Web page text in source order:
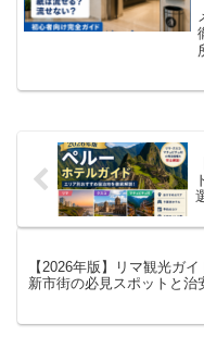
【2026年版】リマ観光ガ
新市街の必見スポットと治